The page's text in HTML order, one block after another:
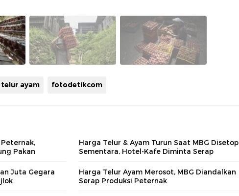
telur ayam fotodetikcom
Pakan
Harga Telur & Ayam Turun Saat MBG Disetop
Sementara, Hotel-Kafe Diminta Serap
Juta Gegara
Harga Telur Ayam Merosot, MBG Diandalkan
Serap Produksi Peternak